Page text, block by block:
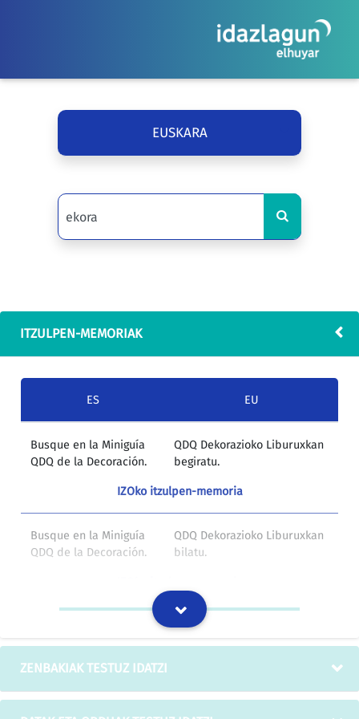
EUSKARA
ITZULPEN-MEMORIAK
ES EU
Busque en la Miniguía
QDQ de la Decoración.
QDQ Dekorazioko Liburuxkan
begiratu.
IZOko itzulpen-memoria
Busque en la Miniguía
QDQ de la Decoración.
QDQ Dekorazioko Liburuxkan
bilatu.
SOLIDARIAMENTE DEL
PAGO DE LA DEUDA
TRIBUTARIA PENDIENTE,
HASTA EL IMPORTE DEL
EGITEKO DAGOEN
ZERGAZORRAREN
ENBARGATU AHAL IZAN DIREN
ZENBAKIAK TESTUZ IDATZI